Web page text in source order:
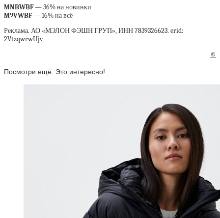
MNBWBF— 36% на новинки
M9VWBF— 16% на всё
Реклама. АО «МЭЛОН ФЭШН ГРУП», ИНН 7839326623. erid:
2VtzqwrwUjv
©
Посмотри ещё. Это интересно!